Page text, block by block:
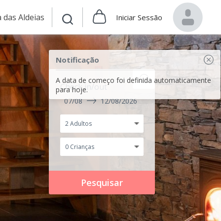
das Aldeias Iniciar Sessão
Notificação
A data de começo foi definida automaticamente
para hoje.
Check in/out
07/08 12/08/2026